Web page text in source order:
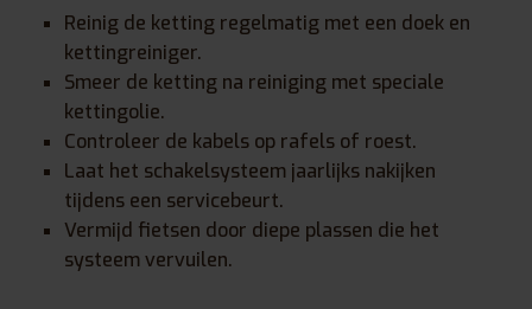
Reinig de ketting regelmatig met een doek en
kettingreiniger.
Smeer de ketting na reiniging met speciale
kettingolie.
Controleer de kabels op rafels of roest.
Laat het schakelsysteem jaarlijks nakijken
tijdens een servicebeurt.
Vermijd fietsen door diepe plassen die het
systeem vervuilen.